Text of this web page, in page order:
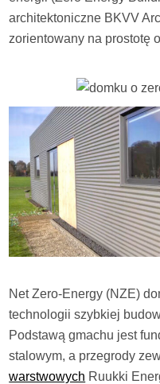
architektoniczne BKVV
zorientowany na prostotę
Net Zero-Energy (NZE)
technologii szybkiej
Podstawą gmachu jest
stalowym, a przegrody
warstwowych Ruukki